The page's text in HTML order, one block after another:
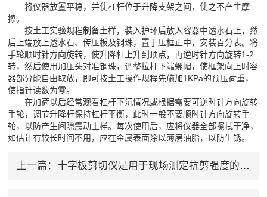
将仪器放置平稳，并使杠杆位于升降支架之间，使之不产生摩
擦。
按土工实验规程制备土样，装入护环后放入容器中透水石上，然
后上端放上透水石、传压板及钢珠，置于压框正中，安装百分表。将
手轮顺时针方向旋转，使升降杆上升到顶点，再逆时针方向旋转1-2
转，然后使用加压头对准钢珠，调整拉杆下端螺帽，使框架向上时容
器部分能自由取放，即可按土工操作规程先施加1KPa的预压荷重，
使指针读数为零。
在加荷以后经常观看杠杆下沉情况或根据需要可逆时针方向旋转
手轮，调节升降杆保持杠杆平衡，此时一般不要顺时针方向旋转手
轮，以防产生间隙震动土样。每次使用后，应将仪器全部擦拭干净，
如估计有较长时间不用，应在金属表面涂以薄层油脂，以防生锈。
上一篇： 十字板剪切仪是用于现场测定抗剪强度的仪器